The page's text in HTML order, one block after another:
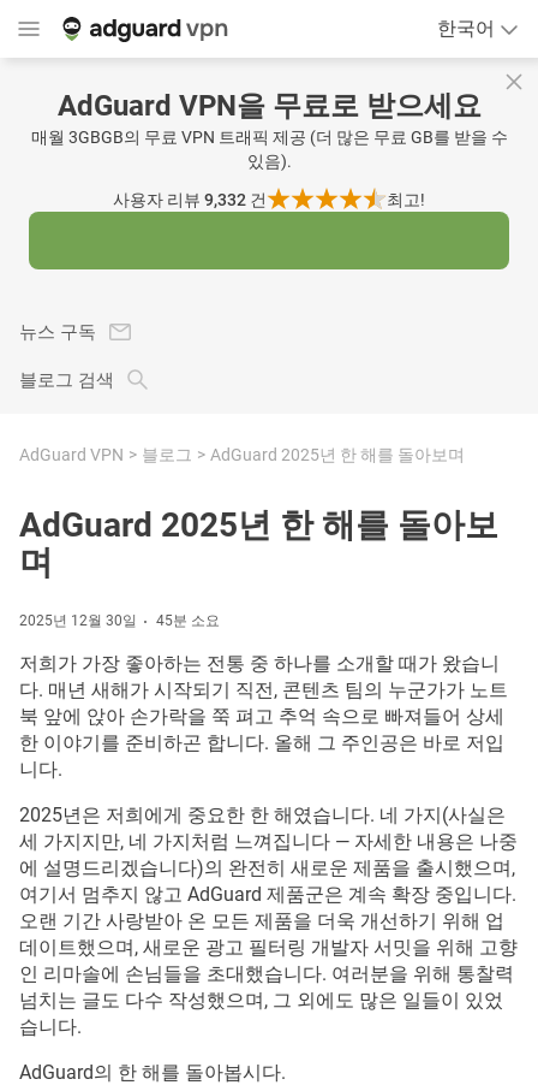
한국어
AdGuard VPN을 무료로 받으세요
매월 3GBGB의 무료 VPN 트래픽 제공 (더 많은 무료 GB를 받을 수
있음).
사용자 리뷰 9,332 건 최고!
뉴스 구독
블로그 검색
AdGuard VPN 블로그 AdGuard 2025년 한 해를 돌아보며
AdGuard 2025년 한 해를 돌아보
며
2025년 12월 30일 45분 소요
저희가 가장 좋아하는 전통 중 하나를 소개할 때가 왔습니
다. 매년 새해가 시작되기 직전, 콘텐츠 팀의 누군가가 노트
북 앞에 앉아 손가락을 쭉 펴고 추억 속으로 빠져들어 상세
한 이야기를 준비하곤 합니다. 올해 그 주인공은 바로 저입
니다.
2025년은 저희에게 중요한 한 해였습니다. 네 가지(사실은
세 가지지만, 네 가지처럼 느껴집니다 — 자세한 내용은 나중
에 설명드리겠습니다)의 완전히 새로운 제품을 출시했으며,
여기서 멈추지 않고 AdGuard 제품군은 계속 확장 중입니다.
오랜 기간 사랑받아 온 모든 제품을 더욱 개선하기 위해 업
데이트했으며, 새로운 광고 필터링 개발자 서밋을 위해 고향
인 리마솔에 손님들을 초대했습니다. 여러분을 위해 통찰력
넘치는 글도 다수 작성했으며, 그 외에도 많은 일들이 있었
습니다.
AdGuard의 한 해를 돌아봅시다.